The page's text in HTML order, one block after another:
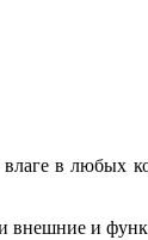
в любых
внешние и